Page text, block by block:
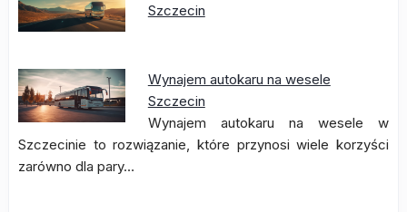
Szczecin
Wynajem autokaru na wesele
Szczecin
Wynajem autokaru na wesele w
Szczecinie to rozwiązanie, które przynosi wiele korzyści
zarówno dla pary…